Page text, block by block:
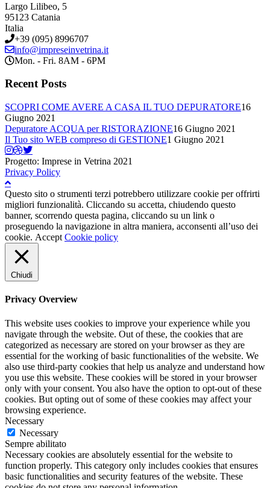
Largo Lilibeo, 5
95123 Catania
Italia
+39 (095) 8996707
info@impreseinvetrina.it
Mon. - Fri. 8AM - 6PM
Recent Posts
SCOPRI COME AVERE A CASA IL TUO DEPURATORE16
Giugno 2021
Depuratore ACQUA per RISTORAZIONE16 Giugno 2021
Il Tuo sito WEB compreso di GESTIONE1 Giugno 2021
Progetto: Imprese in Vetrina 2021
Privacy Policy
Questo sito o strumenti terzi potrebbero utilizzare cookie per offrirti
migliori funzionalità. Cliccando su accetta, chiudendo questo
banner, scorrendo questa pagina, cliccando su un link o
proseguendo la navigazione in altra maniera, acconsenti all’uso dei
cookie. Accept Cookie policy
Chiudi
Privacy Overview
This website uses cookies to improve your experience while you
navigate through the website. Out of these, the cookies that are
categorized as necessary are stored on your browser as they are
essential for the working of basic functionalities of the website. We
also use third-party cookies that help us analyze and understand how
you use this website. These cookies will be stored in your browser
only with your consent. You also have the option to opt-out of these
cookies. But opting out of some of these cookies may affect your
browsing experience.
Necessary
Necessary
Sempre abilitato
Necessary cookies are absolutely essential for the website to
function properly. This category only includes cookies that ensures
basic functionalities and security features of the website. These